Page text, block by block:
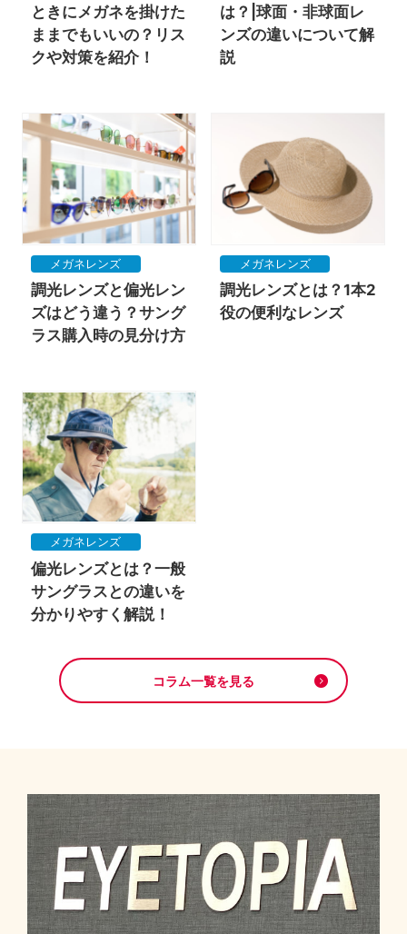
ときにメガネを掛けた
ままでもいいの？リス
クや対策を紹介！
は？|球面・非球面レ
ンズの違いについて解
説
メガネレンズ
調光レンズと偏光レン
ズはどう違う？サング
ラス購入時の見分け方
メガネレンズ
調光レンズとは？1本2
役の便利なレンズ
メガネレンズ
偏光レンズとは？一般
サングラスとの違いを
分かりやすく解説！
コラム一覧を見る